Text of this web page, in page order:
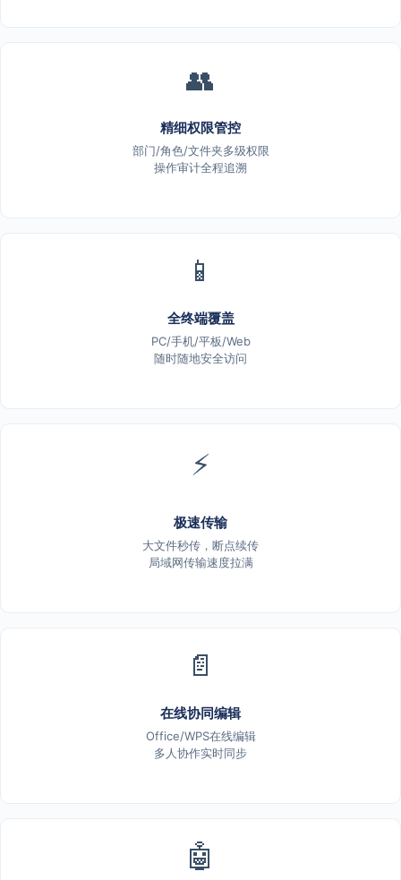
👥
精细权限管控
部门/角色/文件夹多级权限
操作审计全程追溯
📱
全终端覆盖
PC/手机/平板/Web
随时随地安全访问
⚡
极速传输
大文件秒传，断点续传
局域网传输速度拉满
📄
在线协同编辑
Office/WPS在线编辑
多人协作实时同步
🤖